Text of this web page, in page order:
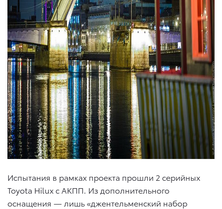
Испытания в рамках проекта прошли 2 серийных
Toyota Hilux с АКПП. Из дополнительного
оснащения — лишь «джентельменский набор